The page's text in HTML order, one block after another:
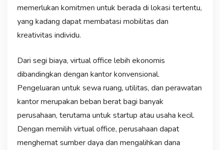
memerlukan komitmen untuk berada di lokasi tertentu,
yang kadang dapat membatasi mobilitas dan
kreativitas individu.
Dari segi biaya, virtual office lebih ekonomis
dibandingkan dengan kantor konvensional.
Pengeluaran untuk sewa ruang, utilitas, dan perawatan
kantor merupakan beban berat bagi banyak
perusahaan, terutama untuk startup atau usaha kecil.
Dengan memilih virtual office, perusahaan dapat
menghemat sumber daya dan mengalihkan dana